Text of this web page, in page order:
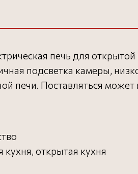
печь для
подсветка камеры,
печи. Поставляться
открытая кухня